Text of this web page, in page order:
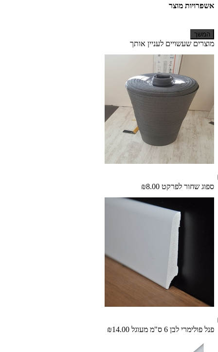
אשפרויות מוצר
המשך
מוצרים שעשויים לעניין אותך
ספוג שחור לפרקט ₪8.00
פנל פולימרי לבן 6 ס"מ מעוגל ₪14.00